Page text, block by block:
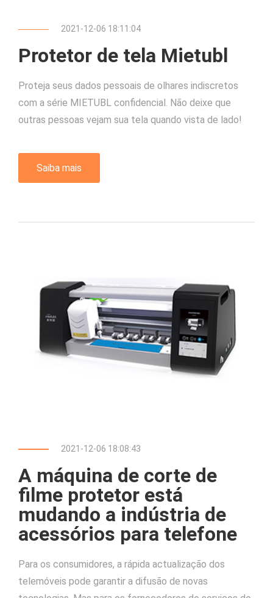
2021-12-06 18:11:04
Protetor de tela Mietubl
Proteja seus dados pessoais de olhares indiscretos
com a série MIETUBL confidencial. Não deixe que
outras pessoas vejam sua tela quando vista de lado!
Saiba mais
2021-12-06 18:08:43
A máquina de corte de
filme protetor está
mudando a indústria de
acessórios para telefone
Para os consumidores, a rápida actualização dos
telemóveis pode garantir a difusão de novas